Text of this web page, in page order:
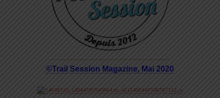
©Trail Session Magazine, Mai 2020